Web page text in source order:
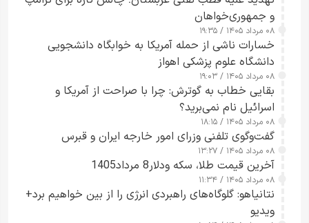
و جمهوری‌خواهان
۰۸ مرداد ۱۴۰۵ / ۱۹:۳۵
خسارات ناشی از حمله آمریکا به خوابگاه دانشجویی
دانشگاه علوم پزشکی اهواز
۰۸ مرداد ۱۴۰۵ / ۱۹:۰۳
بقایی خطاب به گوترش: چرا با صراحت از آمریکا و
اسرائیل نام نمی‌برید؟
۰۸ مرداد ۱۴۰۵ / ۱۸:۱۵
گفت‌وگوی تلفنی وزرای امور خارجه ایران و قبرس
۰۸ مرداد ۱۴۰۵ / ۱۳:۲۷
آخرین قیمت طلا، سکه ودلار8 مرداد1405
۰۸ مرداد ۱۴۰۵ / ۱۱:۳۴
نتانیاهو: گلوگاه‌های راهبردی انرژی را از بین خواهیم برد+
ویدیو